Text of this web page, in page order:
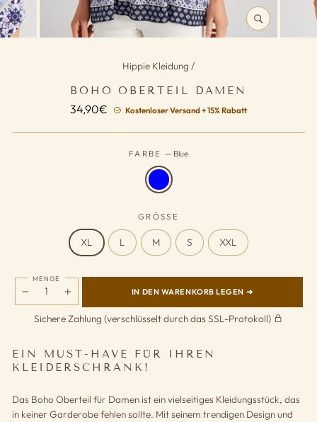
SCHLIESSEN (
ESC)
Hippie Kleidung /
BOHO OBERTEIL DAMEN
34,90€ Normaler
Kostenloser Versand + 15% Rabatt
FARBE — Blue
GRÖSSE
XL L M S XXL
MENGE
IN DEN WARENKORB LEGEN ➜
Sichere Zahlung (verschlüsselt durch das SSL-Protokoll)
EIN MUST-HAVE FÜR IHREN
KLEIDERSCHRANK!
Das Boho Oberteil für Damen ist ein vielseitiges Kleidungsstück, das
in keiner Garderobe fehlen sollte. Mit seinem trendigen Design und